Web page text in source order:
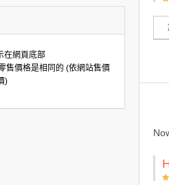
在網頁底部
售價格是相同的 (依網站售價
)